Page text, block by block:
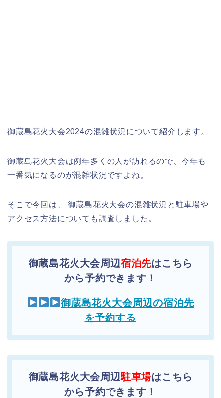
御蔵島花火大会2024の混雑状況について紹介します。
御蔵島花火大会は例年多くの人が訪れるので、今年も
一番気になるのが混雑状況ですよね。
そこで今回は、 御蔵島花火大会の混雑状況と駐車場や
アクセス方法についても調査しました。
御蔵島花火大会周辺宿泊先はこちら
から予約できます！
御蔵島花火大会周辺の宿泊先
を予約する
御蔵島花火大会周辺駐車場はこちら
から予約できます！